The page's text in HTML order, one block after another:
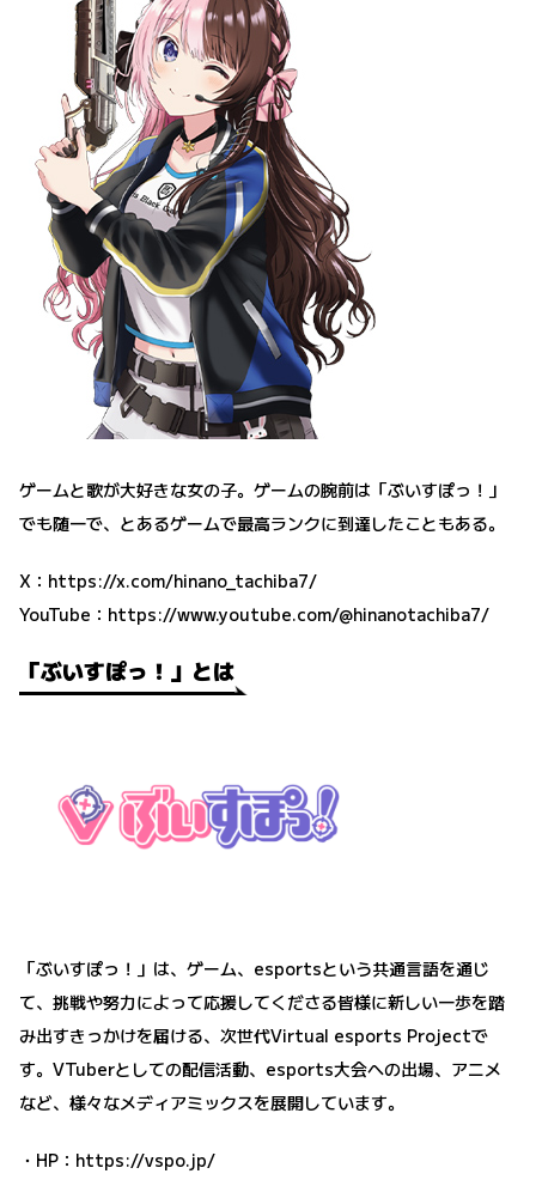
ゲームと歌が大好きな女の子。ゲームの腕前は「ぶいすぽっ！」
でも随一で、とあるゲームで最高ランクに到達したこともある。
X： https://x.com/hinano_tachiba7/
YouTube： https://www.youtube.com/@hinanotachiba7/
「ぶいすぽっ！」とは
「ぶいすぽっ！」は、ゲーム、esportsという共通言語を通じ
て、挑戦や努力によって応援してくださる皆様に新しい一歩を踏
み出すきっかけを届ける、次世代Virtual esports Projectで
す。VTuberとしての配信活動、esports大会への出場、アニメ
など、様々なメディアミックスを展開しています。
・HP： https://vspo.jp/